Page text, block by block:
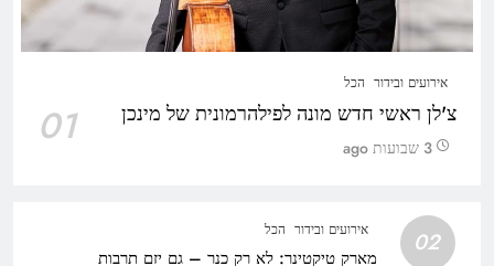
אירועים ובידור הכל
צ'לן ראשי חדש מונה לפילהרמונית של מינכן 01 3 שבועות ago
02 אירועים ובידור הכל
מארק טיקטינר: לא רק כנר – גם יזם תרבות